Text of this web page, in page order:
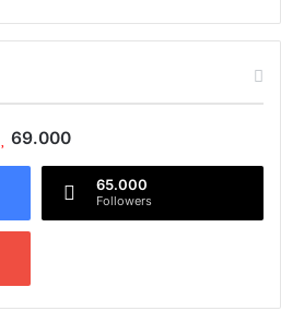
69.000
65.000
Followers